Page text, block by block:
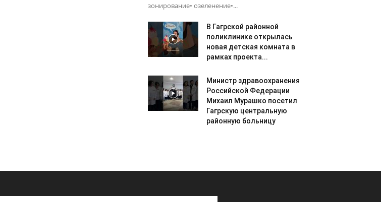
зонирование• озеленение•...
В Гагрской районной
поликлинике открылась
новая детская комната в
рамках проекта...
Министр здравоохранения
Российской Федерации
Михаил Мурашко посетил
Гагрскую центральную
районную больницу